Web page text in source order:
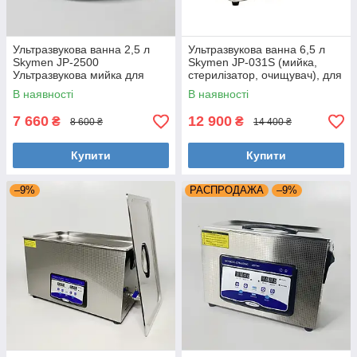
Ультразвукова ванна 2,5 л
Skymen JP-2500
Ультразвукова мийка для
інструментів
В наявності
7 660 ₴ 8 600 ₴
Купити
Ультразвукова ванна 6,5 л
Skymen JP-031S (мийка,
стерилізатор, очищувач), для
сто, стоматології
В наявності
12 900 ₴ 14 400 ₴
Купити
–9% РАСПРОДАЖА –9%